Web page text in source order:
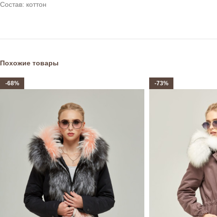
Состав: коттон
Похожие товары
-68% -73%